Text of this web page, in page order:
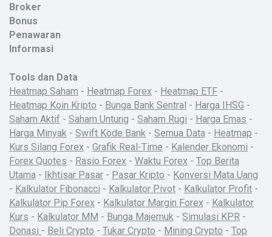
Broker
Bonus
Penawaran
Informasi
Tools dan Data
Heatmap Saham - Heatmap Forex - Heatmap ETF -
Heatmap Koin Kripto - Bunga Bank Sentral - Harga IHSG -
Saham Aktif - Saham Untung - Saham Rugi - Harga Emas -
Harga Minyak - Swift Kode Bank - Semua Data - Heatmap -
Kurs Silang Forex - Grafik Real-Time - Kalender Ekonomi -
Forex Quotes - Rasio Forex - Waktu Forex - Top Berita
Utama - Ikhtisar Pasar - Pasar Kripto - Konversi Mata Uang
- Kalkulator Fibonacci - Kalkulator Pivot - Kalkulator Profit -
Kalkulator Pip Forex - Kalkulator Margin Forex - Kalkulator
Kurs - Kalkulator MM - Bunga Majemuk - Simulasi KPR -
Donasi - Beli Crypto - Tukar Crypto - Mining Crypto - Top